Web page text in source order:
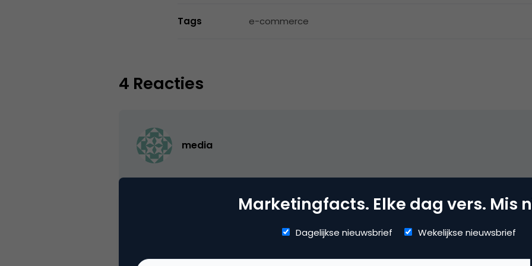
Tags e-commerce
4 Reacties
media
Marktplaats heeft ‘m na alle commotie weer terug gezet. Helaas voor marktplaats
door derden. Telegraaf heeft daar nu dus dankbaar gebruik van gemaakt. Inderdaad zeer
Marketingfacts. Elke dag vers. Mis
Dagelijkse nieuwsbrief Wekelijkse nieuwsbrief